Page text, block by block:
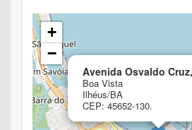
Avenida Osvaldo
Boa Vista
Ilhéus/BA
CEP: 45652-130.
+
−